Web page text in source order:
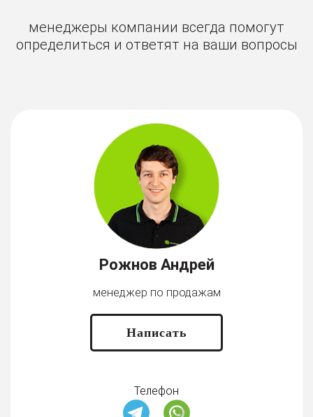
менеджеры компании всегда помогут
определиться и ответят на ваши вопросы
Рожнов Андрей
менеджер по продажам
Написать
Телефон